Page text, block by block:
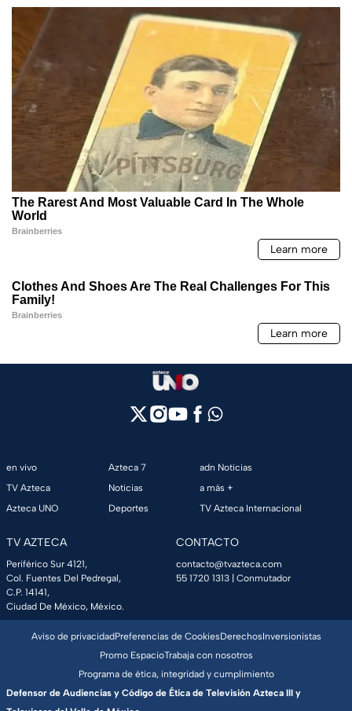
en vivo
TV Azteca
Azteca UNO
Azteca 7
Noticias
Deportes
adn Noticias
a más +
TV Azteca Internacional
TV AZTECA
Periférico Sur 4121,
Col. Fuentes Del Pedregal,
C.P. 14141,
Ciudad De México, México.
CONTACTO
contacto@tvazteca.com
55 1720 1313 | Conmutador
Aviso de privacidadPreferencias de CookiesDerechosInversionistas
Promo EspacioTrabaja con nosotros
Programa de ética, integridad y cumplimiento
Defensor de Audiencias y Código de Ética de Televisión Azteca III y